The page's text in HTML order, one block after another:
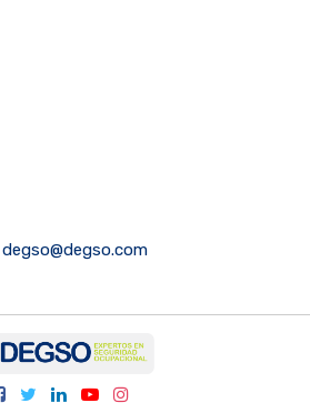
degso@degso.com